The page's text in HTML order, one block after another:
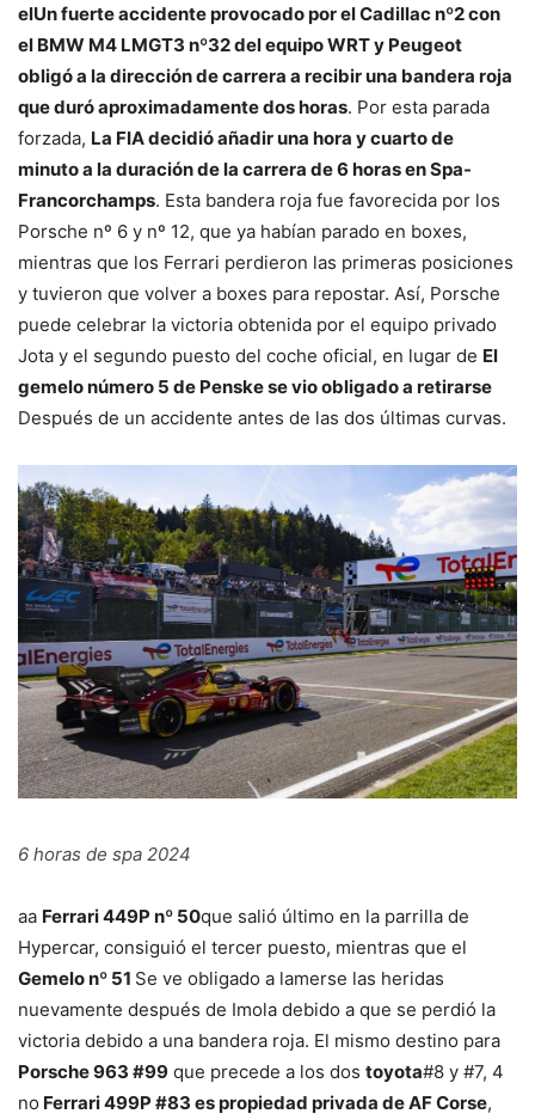
elUn fuerte accidente provocado por el Cadillac nº2 con
el BMW M4 LMGT3 nº32 del equipo WRT y Peugeot
obligó a la dirección de carrera a recibir una bandera roja
que duró aproximadamente dos horas. Por esta parada
forzada, La FIA decidió añadir una hora y cuarto de
minuto a la duración de la carrera de 6 horas en Spa-
Francorchamps. Esta bandera roja fue favorecida por los
Porsche nº 6 y nº 12, que ya habían parado en boxes,
mientras que los Ferrari perdieron las primeras posiciones
y tuvieron que volver a boxes para repostar. Así, Porsche
puede celebrar la victoria obtenida por el equipo privado
Jota y el segundo puesto del coche oficial, en lugar de El
gemelo número 5 de Penske se vio obligado a retirarse
Después de un accidente antes de las dos últimas curvas.
6 horas de spa 2024
aa Ferrari 449P nº 50que salió último en la parrilla de
Hypercar, consiguió el tercer puesto, mientras que el
Gemelo nº 51 Se ve obligado a lamerse las heridas
nuevamente después de Imola debido a que se perdió la
victoria debido a una bandera roja. El mismo destino para
Porsche 963 #99 que precede a los dos toyota#8 y #7, 4
no Ferrari 499P #83 es ​​propiedad privada de AF Corse,